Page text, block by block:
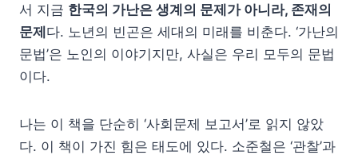
서 지금 한국의 가난은 생계의 문제가 아니라, 존재의
문제다. 노년의 빈곤은 세대의 미래를 비춘다. ‘가난의
문법’은 노인의 이야기지만, 사실은 우리 모두의 문법
이다.
나는 이 책을 단순히 ‘사회문제 보고서’로 읽지 않았
다. 이 책이 가진 힘은 태도에 있다. 소준철은 ‘관찰’과